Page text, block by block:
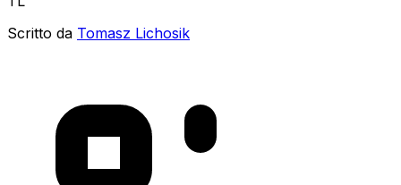
Scritto da Tomasz Lichosik